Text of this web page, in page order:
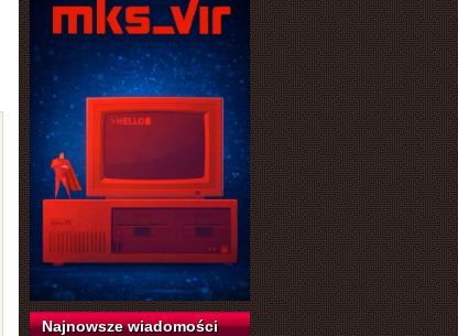
Najnowsze wiadomości